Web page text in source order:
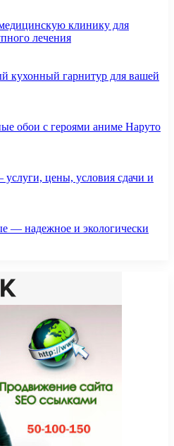
клинику для
лечения
кухонный гарнитур для вашей
обои с героями аниме Наруто
цены, условия сдачи и
— надежное и экологически